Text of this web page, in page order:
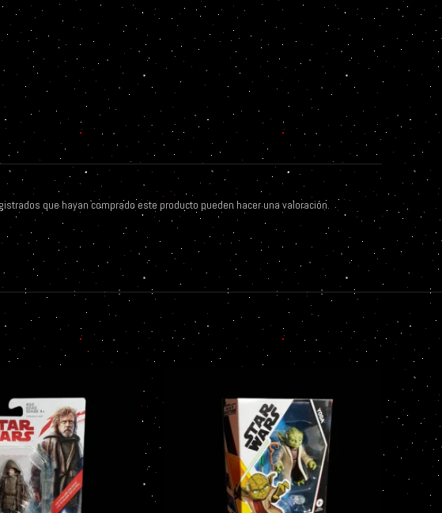
que hayan comprado este producto pueden hacer una valoración.